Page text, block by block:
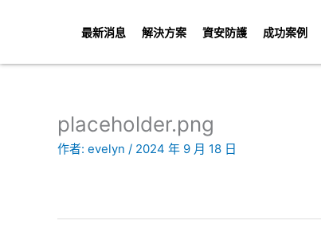
要
最新消息 解決方案 資安防護 成功案例
placeholder.png
作者: evelyn / 2024 年 9 月 18 日